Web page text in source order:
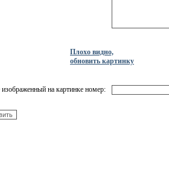
Плохо видно,
обновить картинку
изображенный на картинке номер: